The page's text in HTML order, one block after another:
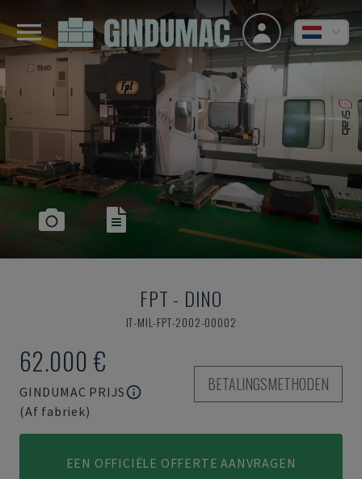
FPT - DINO
IT-MIL-FPT-2002-00002
62.000 €
GINDUMAC PRIJS
(Af fabriek)
BETALINGSMETHODEN
EEN OFFICIËLE OFFERTE AANVRAGEN